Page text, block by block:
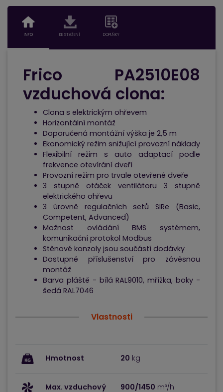
INFO KE STAŽENÍ DOPLŇKY
Frico PA2510E08
vzduchová clona:
Clona s elektrickým ohřevem
Horizontální montáž
Doporučená montážní výška je 2,5 m
Ekonomický režim snižující provozní náklady
Flexibilní režim s auto adaptací podle
frekvence otevírání dveří
Provozní režim pro trvale otevřené dveře
3 stupně otáček ventilátoru 3 stupně
elektrického ohřevu
3 úrovně regulačních setů SIRe (Basic,
Competent, Advanced)
Možnost ovládání BMS systémem,
komunikační protokol Modbus
Stěnové konzoly jsou součástí dodávky
Dostupné příslušenství pro závěsnou
montáž
Barva pláště - bílá RAL9010, mřížka, boky -
šedá RAL7046
Vlastnosti
Hmotnost 20 kg
Max. vzduchový 900/1450 m³/h